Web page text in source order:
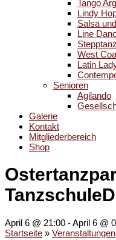
Tango
Lindy
Salsa
Line
Stepptanz
West
Latin
Senioren
Agilando
Galerie
Kontakt
Mitgliederbereich
Shop
April 6 @ 21:00 -April 6 @
Startseite » Veranstaltungen